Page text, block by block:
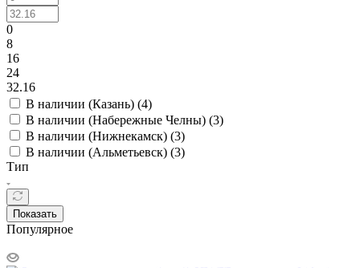
0
8
16
24
32.16
В наличии (Казань) (4)
В наличии (Набережные Челны) (3)
В наличии (Нижнекамск) (3)
В наличии (Альметьевск) (3)
Тип
Показать
Популярное